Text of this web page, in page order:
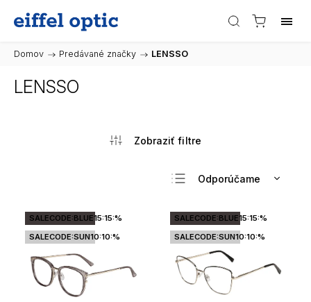
Domov / Predávané značky / LENSSO
LENSSO
Odporúčame
Najdrahšie
Najpredávanejšie
Abecedne
SALECODE:BLUE15:15:%
SALECODE:SUN10:10:%
SALECODE:BLUE15:15:%
SALECODE:SUN10:10:%